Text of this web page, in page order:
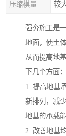
压缩模量 较
强夯施工是
地面，使土
从而提高地
下几个方面：
1. 提高地基
新排列，减
地基的承载
2. 改善地基